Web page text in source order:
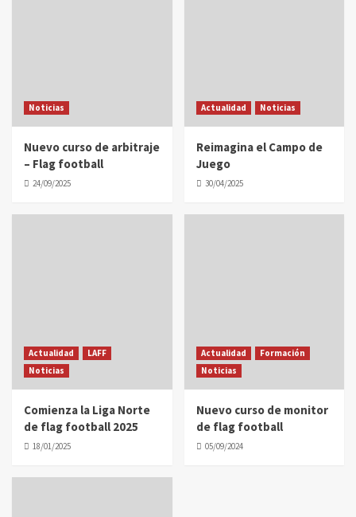
Noticias
Nuevo curso de arbitraje
– Flag football
24/09/2025
Actualidad Noticias
Reimagina el Campo de
Juego
30/04/2025
Actualidad
LAFF
Noticias
Comienza la Liga Norte
de flag football 2025
18/01/2025
Actualidad
Formación
Noticias
Nuevo curso de monitor
de flag football
05/09/2024